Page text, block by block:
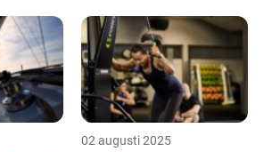
02 augusti 2025